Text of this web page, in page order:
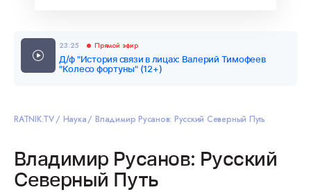
23:25 Прямой эфир
Д/ф "История связи в лицах: Валерий Тимофеев
"Колесо фортуны" (12+)
RATNIK.TV Наука Владимир Русанов: Русский Северный Путь
Владимир Русанов: Русский
Северный Путь